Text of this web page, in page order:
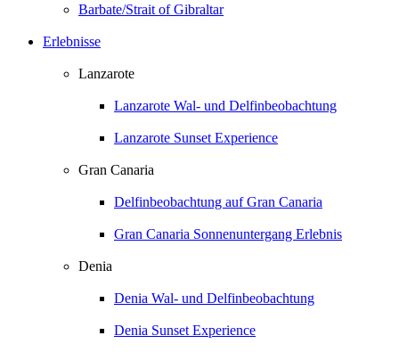
Barbate/Strait of Gibraltar
Erlebnisse
Lanzarote
Lanzarote Wal- und Delfinbeobachtung
Lanzarote Sunset Experience
Gran Canaria
Delfinbeobachtung auf Gran Canaria
Gran Canaria Sonnenuntergang Erlebnis
Denia
Denia Wal- und Delfinbeobachtung
Denia Sunset Experience